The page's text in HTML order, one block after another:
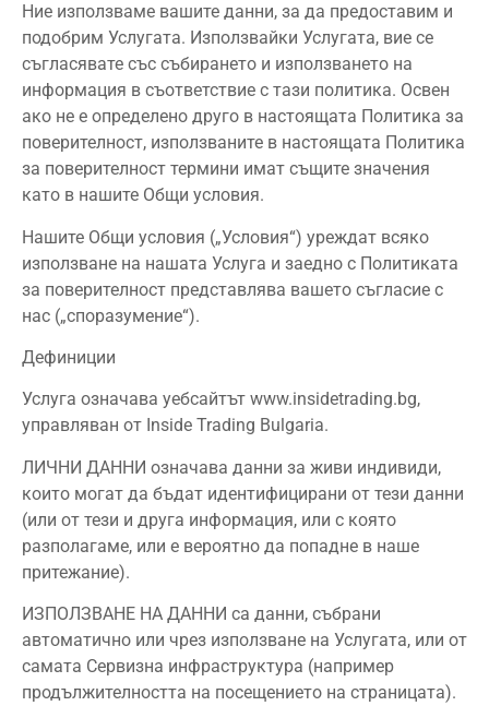
Ние използваме вашите данни, за да предоставим и
подобрим Услугата. Използвайки Услугата, вие се
съгласявате със събирането и използването на
информация в съответствие с тази политика. Освен
ако не е определено друго в настоящата Политика за
поверителност, използваните в настоящата Политика
за поверителност термини имат същите значения
като в нашите Общи условия.
Нашите Общи условия („Условия“) уреждат всяко
използване на нашата Услуга и заедно с Политиката
за поверителност представлява вашето съгласие с
нас („споразумение“).
Дефиниции
Услуга означава уебсайтът www.insidetrading.bg,
управляван от Inside Trading Bulgaria.
ЛИЧНИ ДАННИ означава данни за живи индивиди,
които могат да бъдат идентифицирани от тези данни
(или от тези и друга информация, или с която
разполагаме, или е вероятно да попадне в наше
притежание).
ИЗПОЛЗВАНЕ НА ДАННИ са данни, събрани
автоматично или чрез използване на Услугата, или от
самата Сервизна инфраструктура (например
продължителността на посещението на страницата).